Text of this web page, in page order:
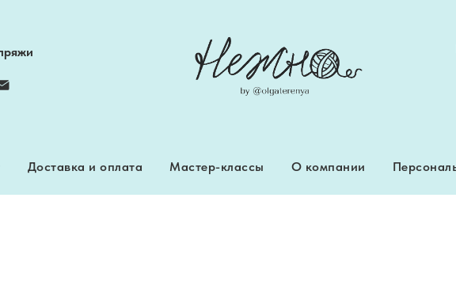
Доставка и оплата Мастер-классы О компании